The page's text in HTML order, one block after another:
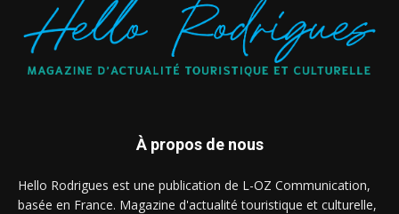
À propos de nous
Hello Rodrigues est une publication de L-OZ Communication,
basée en France. Magazine d'actualité touristique et culturelle,